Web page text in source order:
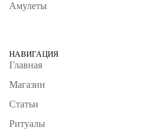
Амулеты
НАВИГАЦИЯ
Главная
Магазин
Статьи
Ритуалы